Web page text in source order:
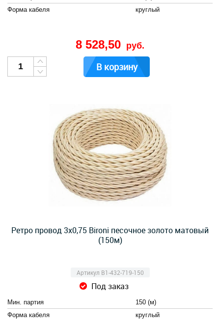
Форма кабеля
круглый
8 528,50 руб.
В корзину
Ретро провод 3х0,75 Bironi песочное золото матовый
(150м)
Артикул B1-432-719-150
Под заказ
Мин. партия
150 (м)
Форма кабеля
круглый